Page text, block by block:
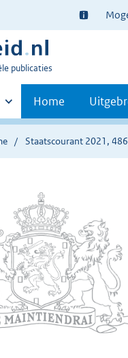
Ter
informatie:
publicaties
Home
Staatscourant 2021,